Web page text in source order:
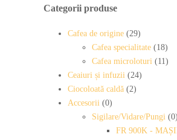
Categorii produse
Cafea de origine (29)
Cafea specialitate (18)
Cafea microloturi (11)
Ceaiuri și infuzii (24)
Ciocoloată caldă (2)
Accesorii (0)
Sigilare/Vidare/Pungi (0)
FR 900K -